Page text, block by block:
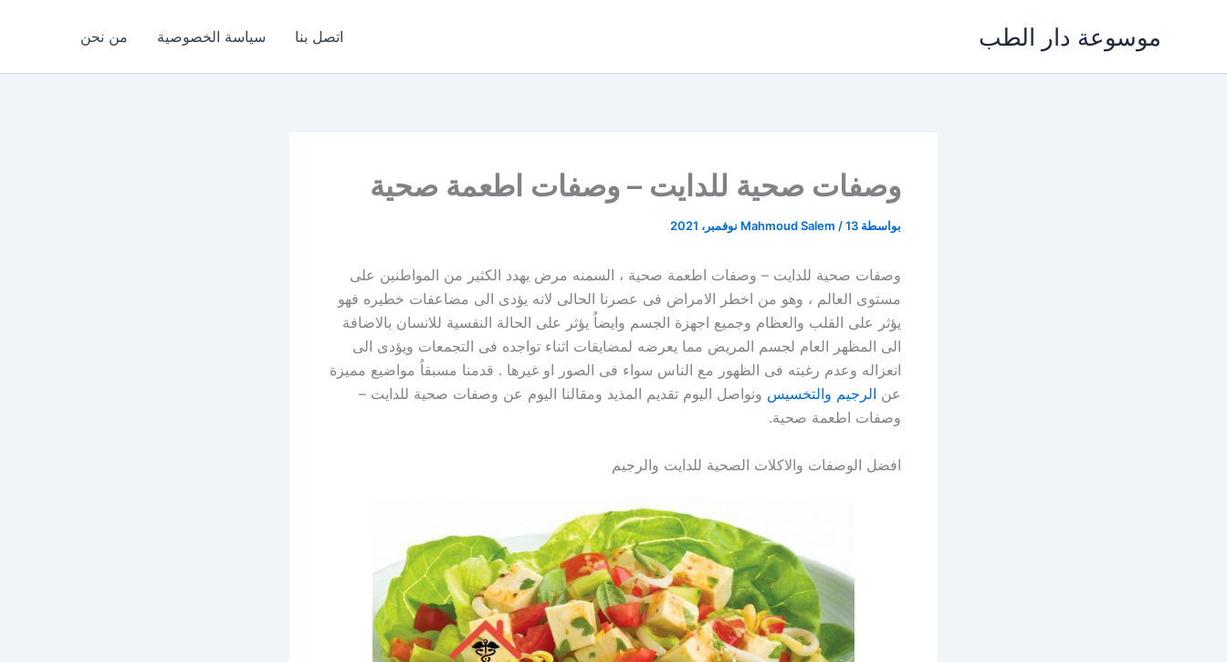
موسوعة دار الطب اتصل بنا سياسة الخصوصية من نحن
وصفات صحية للدايت – وصفات اطعمة صحية
بواسطة Mahmoud Salem /13 نوفمبر، 2021
وصفات صحية للدايت – وصفات اطعمة صحية ، السمنه مرض يهدد الكثير من المواطنين على
مستوى العالم ، وهو من اخطر الامراض فى عصرنا الحالى لانه يؤدى الى مضاعفات خطيره فهو
يؤثر على القلب والعظام وجميع اجهزة الجسم وايضاُ يؤثر على الحالة النفسية للانسان بالاضافة
الى المظهر العام لجسم المريض مما يعرضه لمضايقات اثناء تواجده فى التجمعات ويؤدى الى
انعزاله وعدم رغبته فى الظهور مع الناس سواء فى الصور او غيرها . قدمنا مسبقاُ مواضيع مميزة
عن الرجيم والتخسيس ونواصل اليوم تقديم المذيد ومقالنا اليوم عن وصفات صحية للدايت –
وصفات اطعمة صحية.
افضل الوصفات والاكلات الصحية للدايت والرجيم